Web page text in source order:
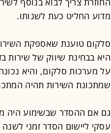
מדוע החליט כעת לשנותו.
סלקום טוענת שאספקת
היא בבחינת שיווק של שירות
על מערכות סלקום, והיא
שמתכונת השירות תהיה
גם אם ההסדר שבשימוע היה
עסקי ליישום הסדר זמני